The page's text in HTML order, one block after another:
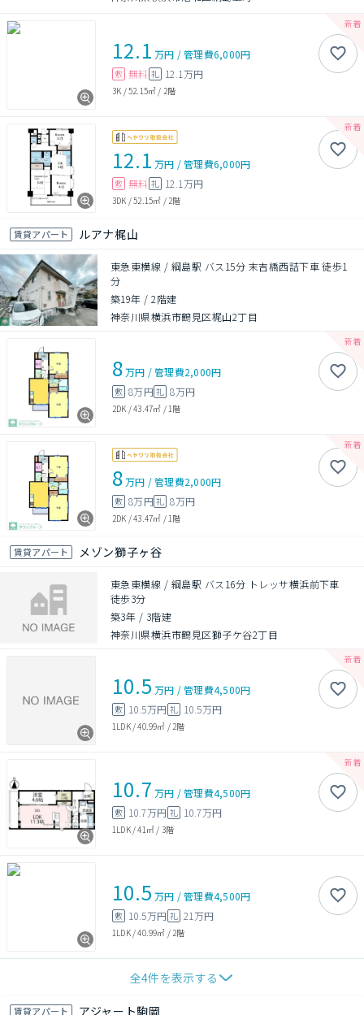
12.1 万円 /管理費6,000円
敷 無料 礼 12.1万円
3K /52.15㎡ / 2階
12.1 万円 /管理費6,000円
敷 無料 礼 12.1万円
3DK /52.15㎡ /2階
賃貸アパート ルアナ梶山
東急東横線 / 綱島駅 バス15分 末吉橋西詰下車 徒歩1
分
築19年 /2階建
神奈川県横浜市鶴見区梶山2丁目
8万円 /管理費2,000円
敷 8万円礼 8万円
2DK /43.47㎡ / 1階
8万円 /管理費2,000円
敷 8万円礼 8万円
2DK /43.47㎡ /1階
賃貸アパート メゾン獅子ヶ谷
東急東横線 / 綱島駅 バス16分 トレッサ横浜前下車
徒歩3分
築3年 / 3階建
神奈川県横浜市鶴見区獅子ケ谷2丁目
10.5 万円 /管理費4,500円
敷 10.5万円 礼 10.5万円
1LDK/40.99㎡ / 2階
10.7 万円 /管理費4,500円
敷 10.7万円 礼 10.7万円
1LDK/41㎡ / 3階
10.5 万円 /管理費4,500円
敷 10.5万円 礼 21万円
1LDK/40.99㎡ / 2階
全4件を表示する
賃貸アパート アジャート駒岡